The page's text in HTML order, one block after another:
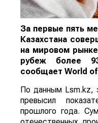
За первые пять
Казахстана
на мировом
рубеж более
сообщает World of
По данным Lsm.kz,
превысил
прошлого года.